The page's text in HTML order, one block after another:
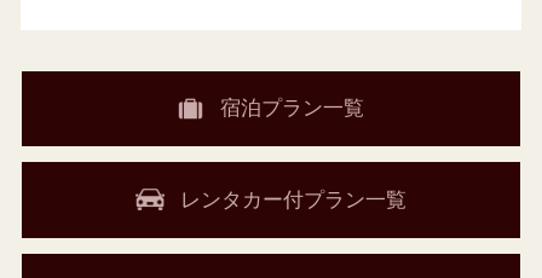
宿泊プラン一覧
レンタカー付プラン一覧